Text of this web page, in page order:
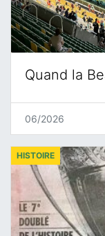
Quand la
06/2026
HISTOIRE